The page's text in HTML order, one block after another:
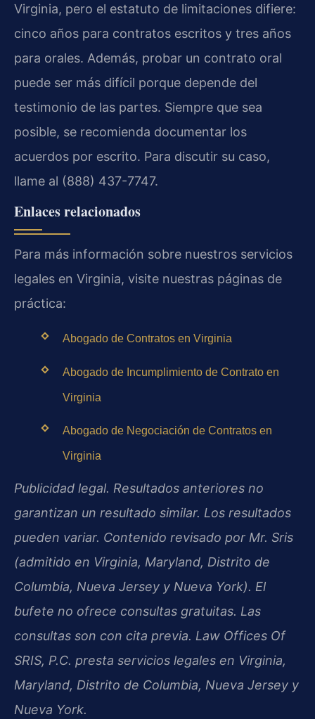
Virginia, pero el estatuto de limitaciones difiere:
cinco años para contratos escritos y tres años
para orales. Además, probar un contrato oral
puede ser más difícil porque depende del
testimonio de las partes. Siempre que sea
posible, se recomienda documentar los
acuerdos por escrito. Para discutir su caso,
llame al (888) 437-7747.
Enlaces relacionados
Para más información sobre nuestros servicios
legales en Virginia, visite nuestras páginas de
práctica:
Abogado de Contratos en Virginia
Abogado de Incumplimiento de Contrato en
Virginia
Abogado de Negociación de Contratos en
Virginia
Publicidad legal. Resultados anteriores no
garantizan un resultado similar. Los resultados
pueden variar. Contenido revisado por Mr. Sris
(admitido en Virginia, Maryland, Distrito de
Columbia, Nueva Jersey y Nueva York). El
bufete no ofrece consultas gratuitas. Las
consultas son con cita previa. Law Offices Of
SRIS, P.C. presta servicios legales en Virginia,
Maryland, Distrito de Columbia, Nueva Jersey y
Nueva York.